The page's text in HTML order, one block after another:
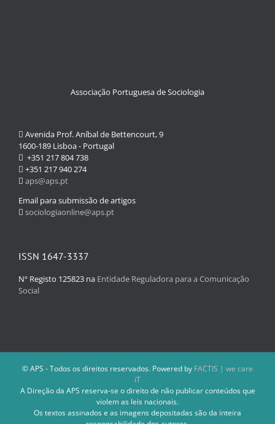
Associação Portuguesa de Sociologia
Avenida Prof. Aníbal de Bettencourt, 9
1600-189 Lisboa - Portugal
+351 217 804 738
+351 217 940 274
aps@aps.pt
Email para submissão de artigos
sociologiaonline@aps.pt
ISSN 1647-3337
Nº Registo 125823 na Entidade Reguladora para a Comunicação
Social
© APS - Todos os direitos reservados. Powered by FACTIS | we care
iT
A Direção da APS reserva-se o direito de não publicar conteúdos que
violem as leis nacionais.
Os textos assinados e as imagens depositadas são da inteira